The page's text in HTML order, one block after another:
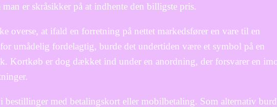
man er skråsikker på at indhente den billigste pris.
overse, at ifald en forretning på nettet markedsfører en vare til en
for umådelig fordelagtig, burde det undertiden være et symbol på en
Kortkøb er dog dækket ind under en anordning, der forsvarer en
bestillinger med betalingskort eller mobilbetaling. Som alternativ